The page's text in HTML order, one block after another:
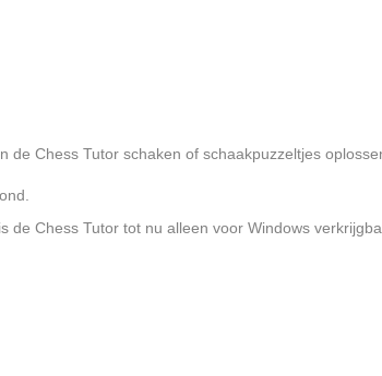
Chess Tutor schaken of schaakpuzzeltjes
Chess Tutor tot nu alleen voor Windows